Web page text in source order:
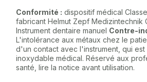
Conformité : dispositif médical
fabricant Helmut Zepf Medizintechnik
Instrument dentaire manuel Contre-
L'intolérance aux métaux chez le
d'un contact avec l'instrument, qui est
inoxydable médical. Réservé aux
santé, lire la notice avant utilisation.